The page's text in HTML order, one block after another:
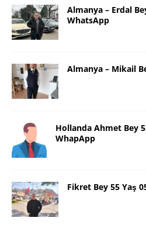
Almanya – Erdal
WhatsApp
Almanya – Mikail
Hollanda Ahmet Bey
WhapApp
Fikret Bey 55 Yaş